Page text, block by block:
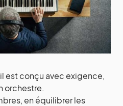
est conçu avec exigence,
orchestre.
en équilibrer les